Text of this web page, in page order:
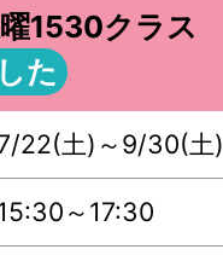
1530クラス
た
22(土)～9/30(土)
～17:30